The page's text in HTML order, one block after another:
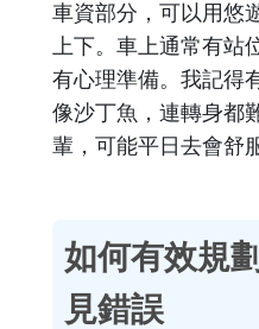
車資部分，可以用悠
上下。車上通常有站
有心理準備。我記得
像沙丁魚，連轉身都
輩，可能平日去會舒
如何有效規
見錯誤